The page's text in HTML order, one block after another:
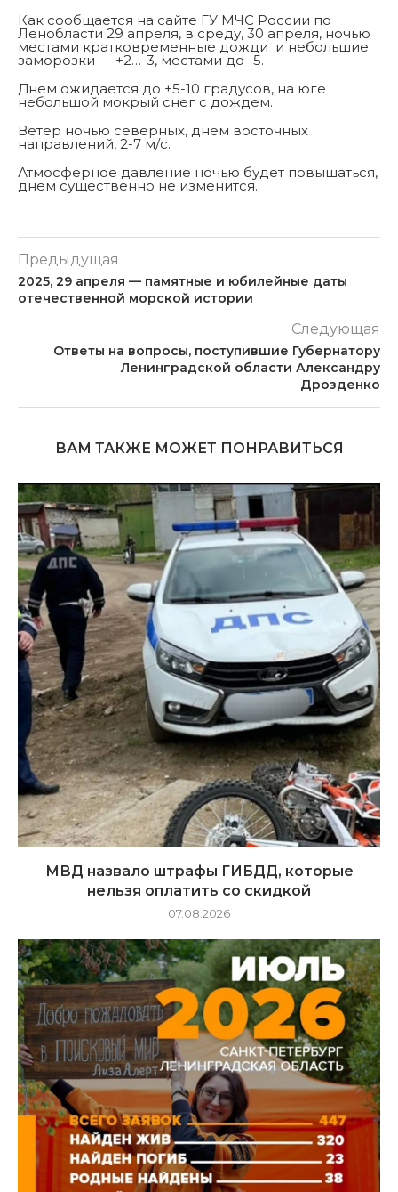
Как сообщается на сайте ГУ МЧС России по
Ленобласти 29 апреля, в среду, 30 апреля, ночью
местами кратковременные дожди и небольшие
заморозки — +2…-3, местами до -5.
Днем ожидается до +5-10 градусов, на юге
небольшой мокрый снег с дождем.
Ветер ночью северных, днем восточных
направлений, 2-7 м/с.
Атмосферное давление ночью будет повышаться,
днем существенно не изменится.
Предыдущая
2025, 29 апреля — памятные и юбилейные даты
отечественной морской истории
Следующая
Ответы на вопросы, поступившие Губернатору
Ленинградской области Александру
Дрозденко
ВАМ ТАКЖЕ МОЖЕТ ПОНРАВИТЬСЯ
МВД назвало штрафы ГИБДД, которые
нельзя оплатить со скидкой
07.08.2026